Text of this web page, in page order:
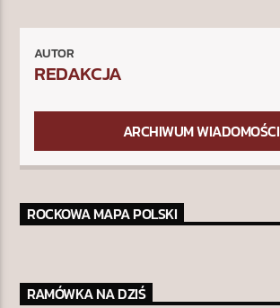
AUTOR
REDAKCJA
ARCHIWUM WIADOMOŚCI
ROCKOWA MAPA POLSKI
RAMÓWKA NA DZIŚ